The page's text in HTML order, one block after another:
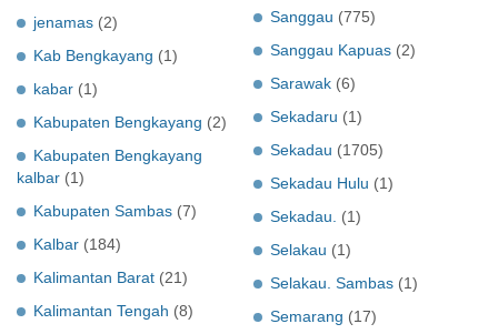
jenamas (2)
Kab Bengkayang (1)
kabar (1)
Kabupaten Bengkayang (2)
Kabupaten Bengkayang
kalbar (1)
Kabupaten Sambas (7)
Kalbar (184)
Kalimantan Barat (21)
Kalimantan Tengah (8)
Sanggau (775)
Sanggau Kapuas (2)
Sarawak (6)
Sekadaru (1)
Sekadau (1705)
Sekadau Hulu (1)
Sekadau.
(1)
Selakau (1)
Selakau. Sambas (1)
Semarang (17)